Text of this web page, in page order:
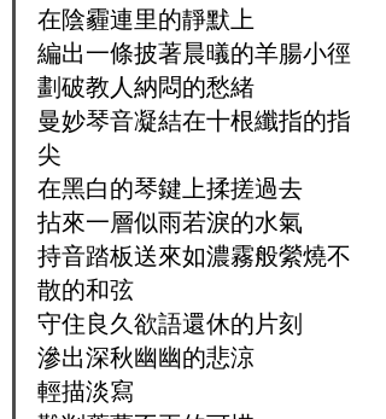
在陰霾連里的靜默上
編出一條披著晨㬢的羊腸小徑
劃破教人納悶的愁緒
曼妙琴音凝結在十根纖指的指
尖
在黑白的琴鍵上揉搓過去
拈來一層似雨若淚的水氣
持音踏板送來如濃霧般縈燒不
散的和弦
守住良久欲語還休的片刻
滲出深秋幽幽的悲涼
輕描淡寫